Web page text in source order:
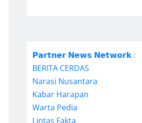
𝗣𝗮𝗿𝘁𝗻𝗲𝗿 𝗡𝗲𝘄𝘀 𝗡𝗲𝘁𝘄𝗼𝗿𝗸 :
BERITA CERDAS
Narasi Nusantara
Kabar Harapan
Warta Pedia
Lintas Fakta